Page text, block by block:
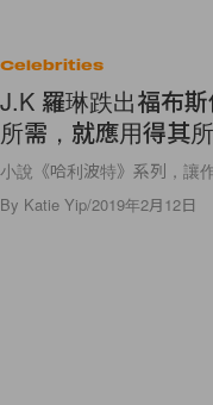
Celebrities
J.K 羅琳跌出福布
所需，就應用得其
小說《哈利波特》系列，讓
By Katie Yip/2019年2月12日